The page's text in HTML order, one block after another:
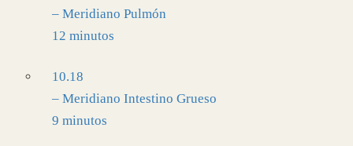
– Meridiano Pulmón
12 minutos
10.18
– Meridiano Intestino Grueso
9 minutos